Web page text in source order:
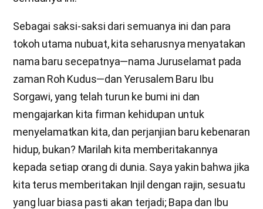
Sebagai saksi-saksi dari semuanya ini dan para
tokoh utama nubuat, kita seharusnya menyatakan
nama baru secepatnya—nama Juruselamat pada
zaman Roh Kudus—dan Yerusalem Baru Ibu
Sorgawi, yang telah turun ke bumi ini dan
mengajarkan kita firman kehidupan untuk
menyelamatkan kita, dan perjanjian baru kebenaran
hidup, bukan? Marilah kita memberitakannya
kepada setiap orang di dunia. Saya yakin bahwa jika
kita terus memberitakan Injil dengan rajin, sesuatu
yang luar biasa pasti akan terjadi; Bapa dan Ibu